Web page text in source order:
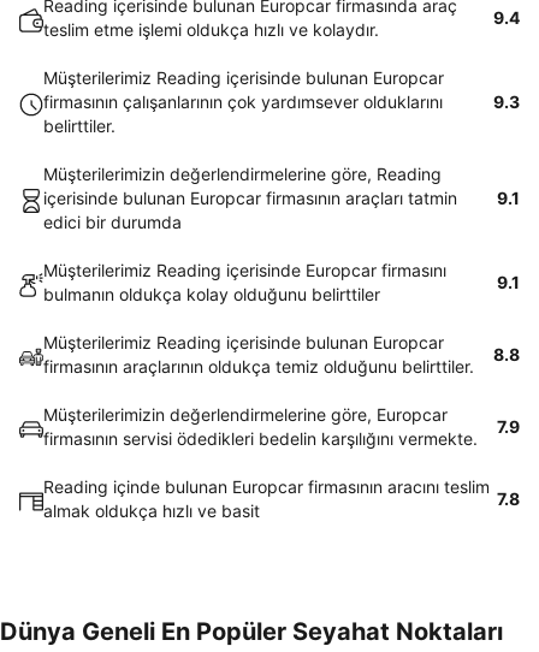
Reading içerisinde bulunan Europcar firmasında araç
teslim etme işlemi oldukça hızlı ve kolaydır.
9.4
Müşterilerimiz Reading içerisinde bulunan Europcar
firmasının çalışanlarının çok yardımsever olduklarını
belirttiler.
9.3
Müşterilerimizin değerlendirmelerine göre, Reading
içerisinde bulunan Europcar firmasının araçları tatmin
edici bir durumda
9.1
Müşterilerimiz Reading içerisinde Europcar firmasını
bulmanın oldukça kolay olduğunu belirttiler
9.1
Müşterilerimiz Reading içerisinde bulunan Europcar
firmasının araçlarının oldukça temiz olduğunu belirttiler.
8.8
Müşterilerimizin değerlendirmelerine göre, Europcar
firmasının servisi ödedikleri bedelin karşılığını vermekte.
7.9
Reading içinde bulunan Europcar firmasının aracını teslim
almak oldukça hızlı ve basit
7.8
Dünya Geneli En Popüler Seyahat Noktaları